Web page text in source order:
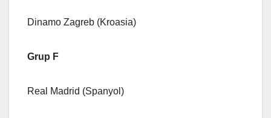
Dinamo Zagreb (Kroasia)
Grup F
Real Madrid (Spanyol)